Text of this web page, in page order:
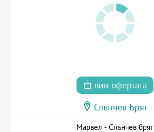
виж офертата
Слънчев Бряг
Марвел - Слънчев бряг